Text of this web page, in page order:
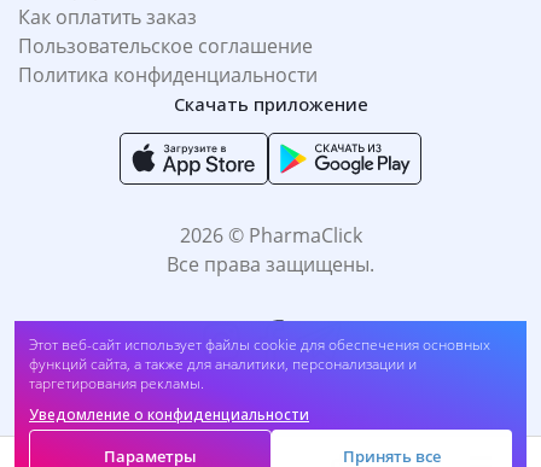
Этот веб-сайт использует файлы cookie для обеспечения основных
функций сайта, а также для аналитики, персонализации и
таргетирования рекламы.
Уведомление о конфиденциальности
Параметры Принять все
Как оплатить заказ
Пользовательское соглашение
Политика конфиденциальности
Скачать приложение
2026 © PharmaClick
Все права защищены.
Принимаем к оплате: